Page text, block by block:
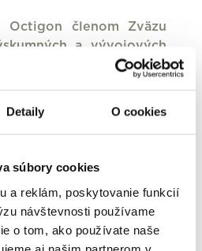
Detaily O cookies
súbory cookies
a reklám, poskytovanie funkcií
návštevnosti používame
o tom, ako používate naše
členom Zväzu
a vývojových
len „Zväz“ alebo
Slovenskej republiky,
pôsobí aj v oblasti
z verejných zdrojov,